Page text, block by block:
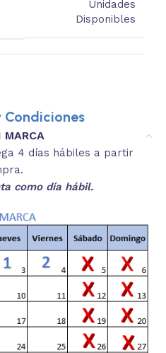
Unidades
Disponibles
Condiciones
4 días hábiles a partir
como día hábil.